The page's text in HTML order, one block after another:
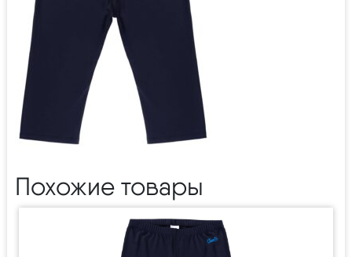
Похожие товары